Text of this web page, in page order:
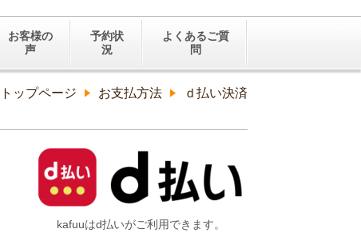
お客様の
声
予約状
況
よくあるご質
問
トップページ お支払方法 ｄ払い決済
kafuuはd払いがご利用できます。